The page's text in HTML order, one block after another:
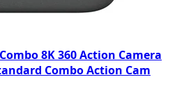
8K 360 Action Camera
Combo Action Cam